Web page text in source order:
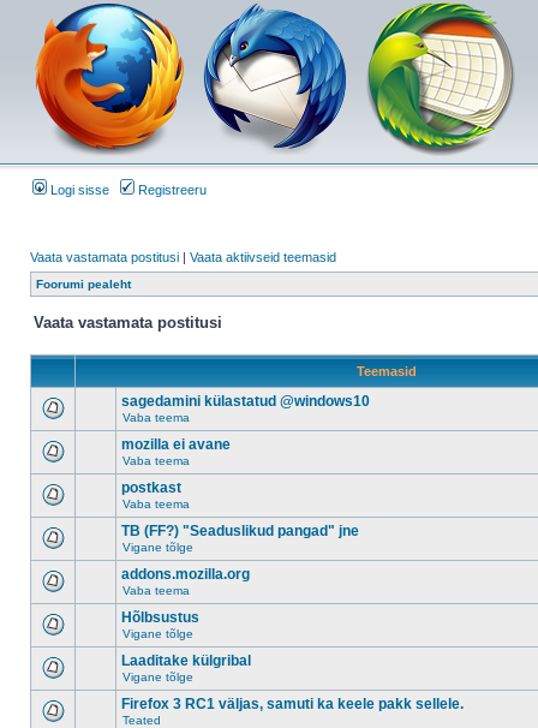
Logi sisse Registreeru
Vaata vastamata postitusi | Vaata aktiivseid teemasid
Foorumi pealeht
Vaata vastamata postitusi
Teemasid
sagedamini külastatud @windows10
Vaba teema
mozilla ei avane
Vaba teema
postkast
Vaba teema
TB (FF?) "Seaduslikud pangad" jne
Vigane tõlge
addons.mozilla.org
Vaba teema
Hõlbsustus
Vigane tõlge
Laaditake külgribal
Vigane tõlge
Firefox 3 RC1 väljas, samuti ka keele pakk sellele.
Teated